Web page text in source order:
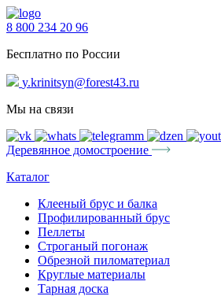
8 800 234 20 96
Бесплатно по России
y.krinitsyn@forest43.ru
Мы на связи
Деревянное домостроение
Каталог
Клееный брус и балка
Профилированный брус
Пеллеты
Строганый погонаж
Обрезной пиломатериал
Круглые материалы
Тарная доска